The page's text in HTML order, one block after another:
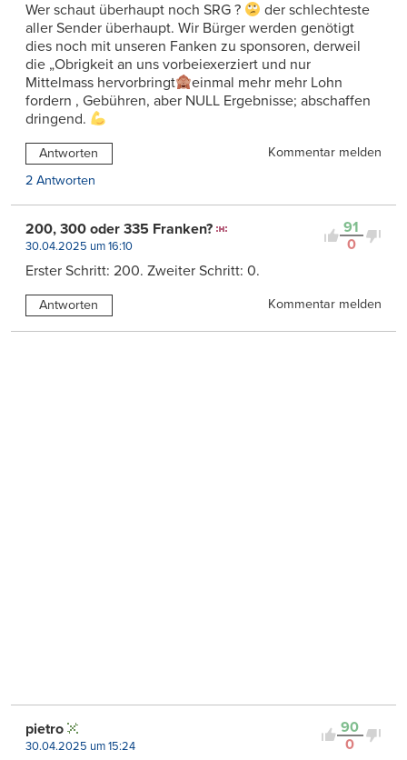
Wer schaut überhaupt noch SRG ?
der schlechteste
aller Sender überhaupt. Wir Bürger werden genötigt
dies noch mit unseren Fanken zu sponsoren, derweil
die „Obrigkeit an uns vorbeiexerziert und nur
Mittelmass hervorbringt
einmal mehr mehr Lohn
fordern , Gebühren, aber NULL Ergebnisse; abschaffen
dringend.
Antworten
Kommentar melden
2 Antworten
91
0
200, 300 oder 335 Franken?
30.04.2025 um 16:10
Erster Schritt: 200. Zweiter Schritt: 0.
Antworten Kommentar melden
90
0
pietro
30.04.2025 um 15:24